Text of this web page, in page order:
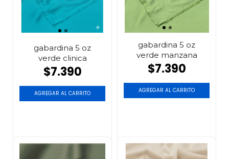
gabardina 5 oz
verde clinica
$7.390
gabardina 5 oz
verde manzana
$7.390